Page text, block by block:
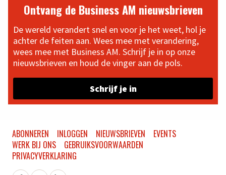
Ontvang de Business AM nieuwsbrieven
De wereld verandert snel en voor je het weet, hol je
achter de feiten aan. Wees mee met verandering,
wees mee met Business AM. Schrijf je in op onze
nieuwsbrieven en houd de vinger aan de pols.
Schrijf je in
ABONNEREN INLOGGEN NIEUWSBRIEVEN
EVENTS
WERK BIJ ONS
GEBRUIKSVOORWAARDEN
PRIVACYVERKLARING